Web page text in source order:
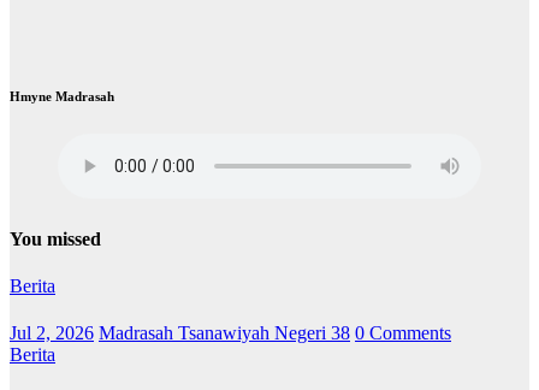
Hmyne Madrasah
You missed
Berita
Jul 2, 2026 Madrasah Tsanawiyah Negeri 38 0 Comments
Berita